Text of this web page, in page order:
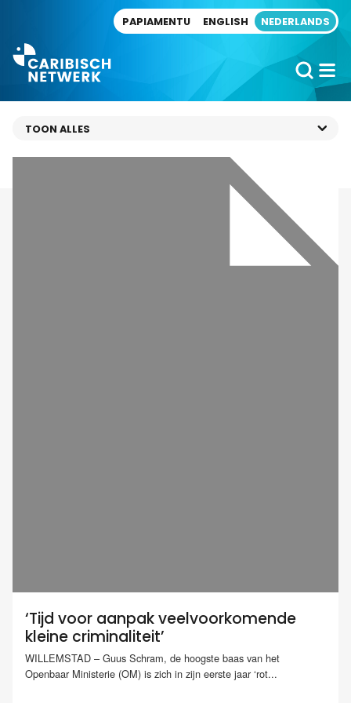
PAPIAMENTU ENGLISH NEDERLANDS
‘Tijd voor aanpak veelvoorkomende
kleine criminaliteit’
WILLEMSTAD – Guus Schram, de hoogste baas van het
Openbaar Ministerie (OM) is zich in zijn eerste jaar ‘rot...